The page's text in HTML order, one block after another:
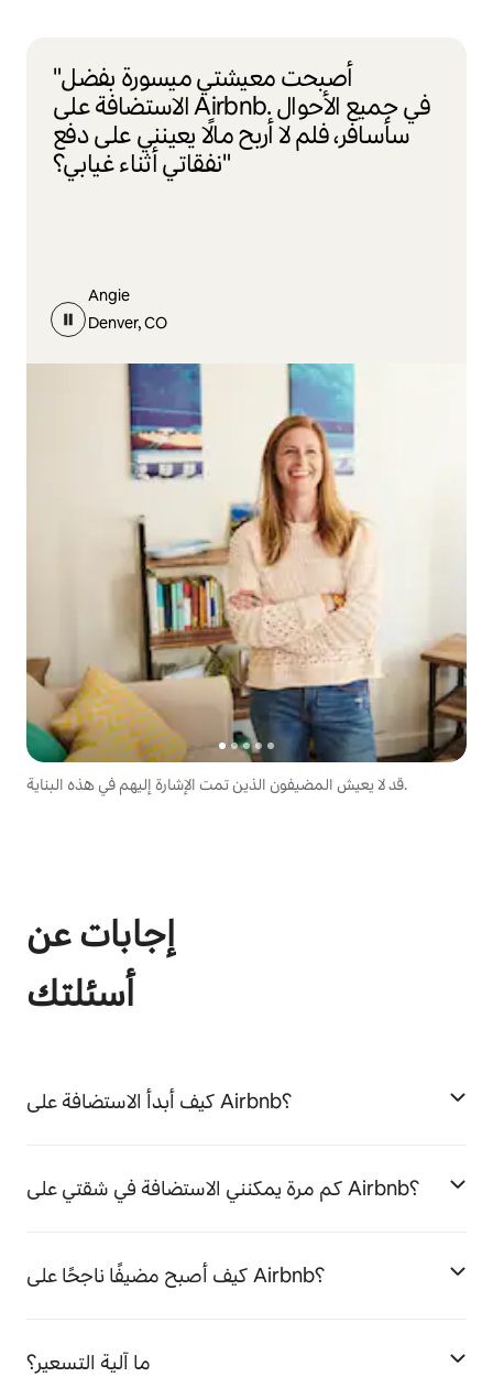
"أصبحت معيشتي ميسورة بفضل
الاستضافة على Airbnb. في جميع الأحوال
سأسافر، فلم لا أربح مالًا يعينني على دفع
نفقاتي أثناء غيابي؟"
Angie
Denver, CO
قد لا يعيش المضيفون الذين تمت الإشارة إليهم في هذه البناية.
إجابات عن
أسئلتك
كيف أبدأ الاستضافة على Airbnb؟
كم مرة يمكنني الاستضافة في شقتي على Airbnb؟
كيف أصبح مضيفًا ناجحًا على Airbnb؟
ما آلية التسعير؟